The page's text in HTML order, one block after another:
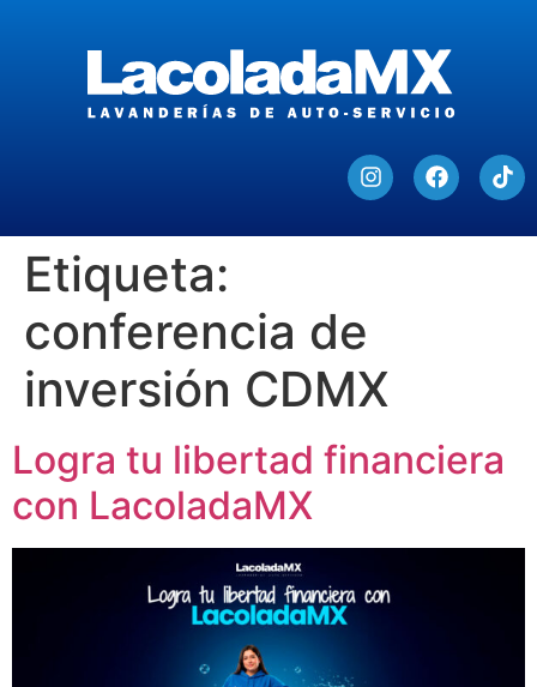
Etiqueta:
conferencia de
inversión CDMX
Logra tu libertad financiera
con LacoladaMX